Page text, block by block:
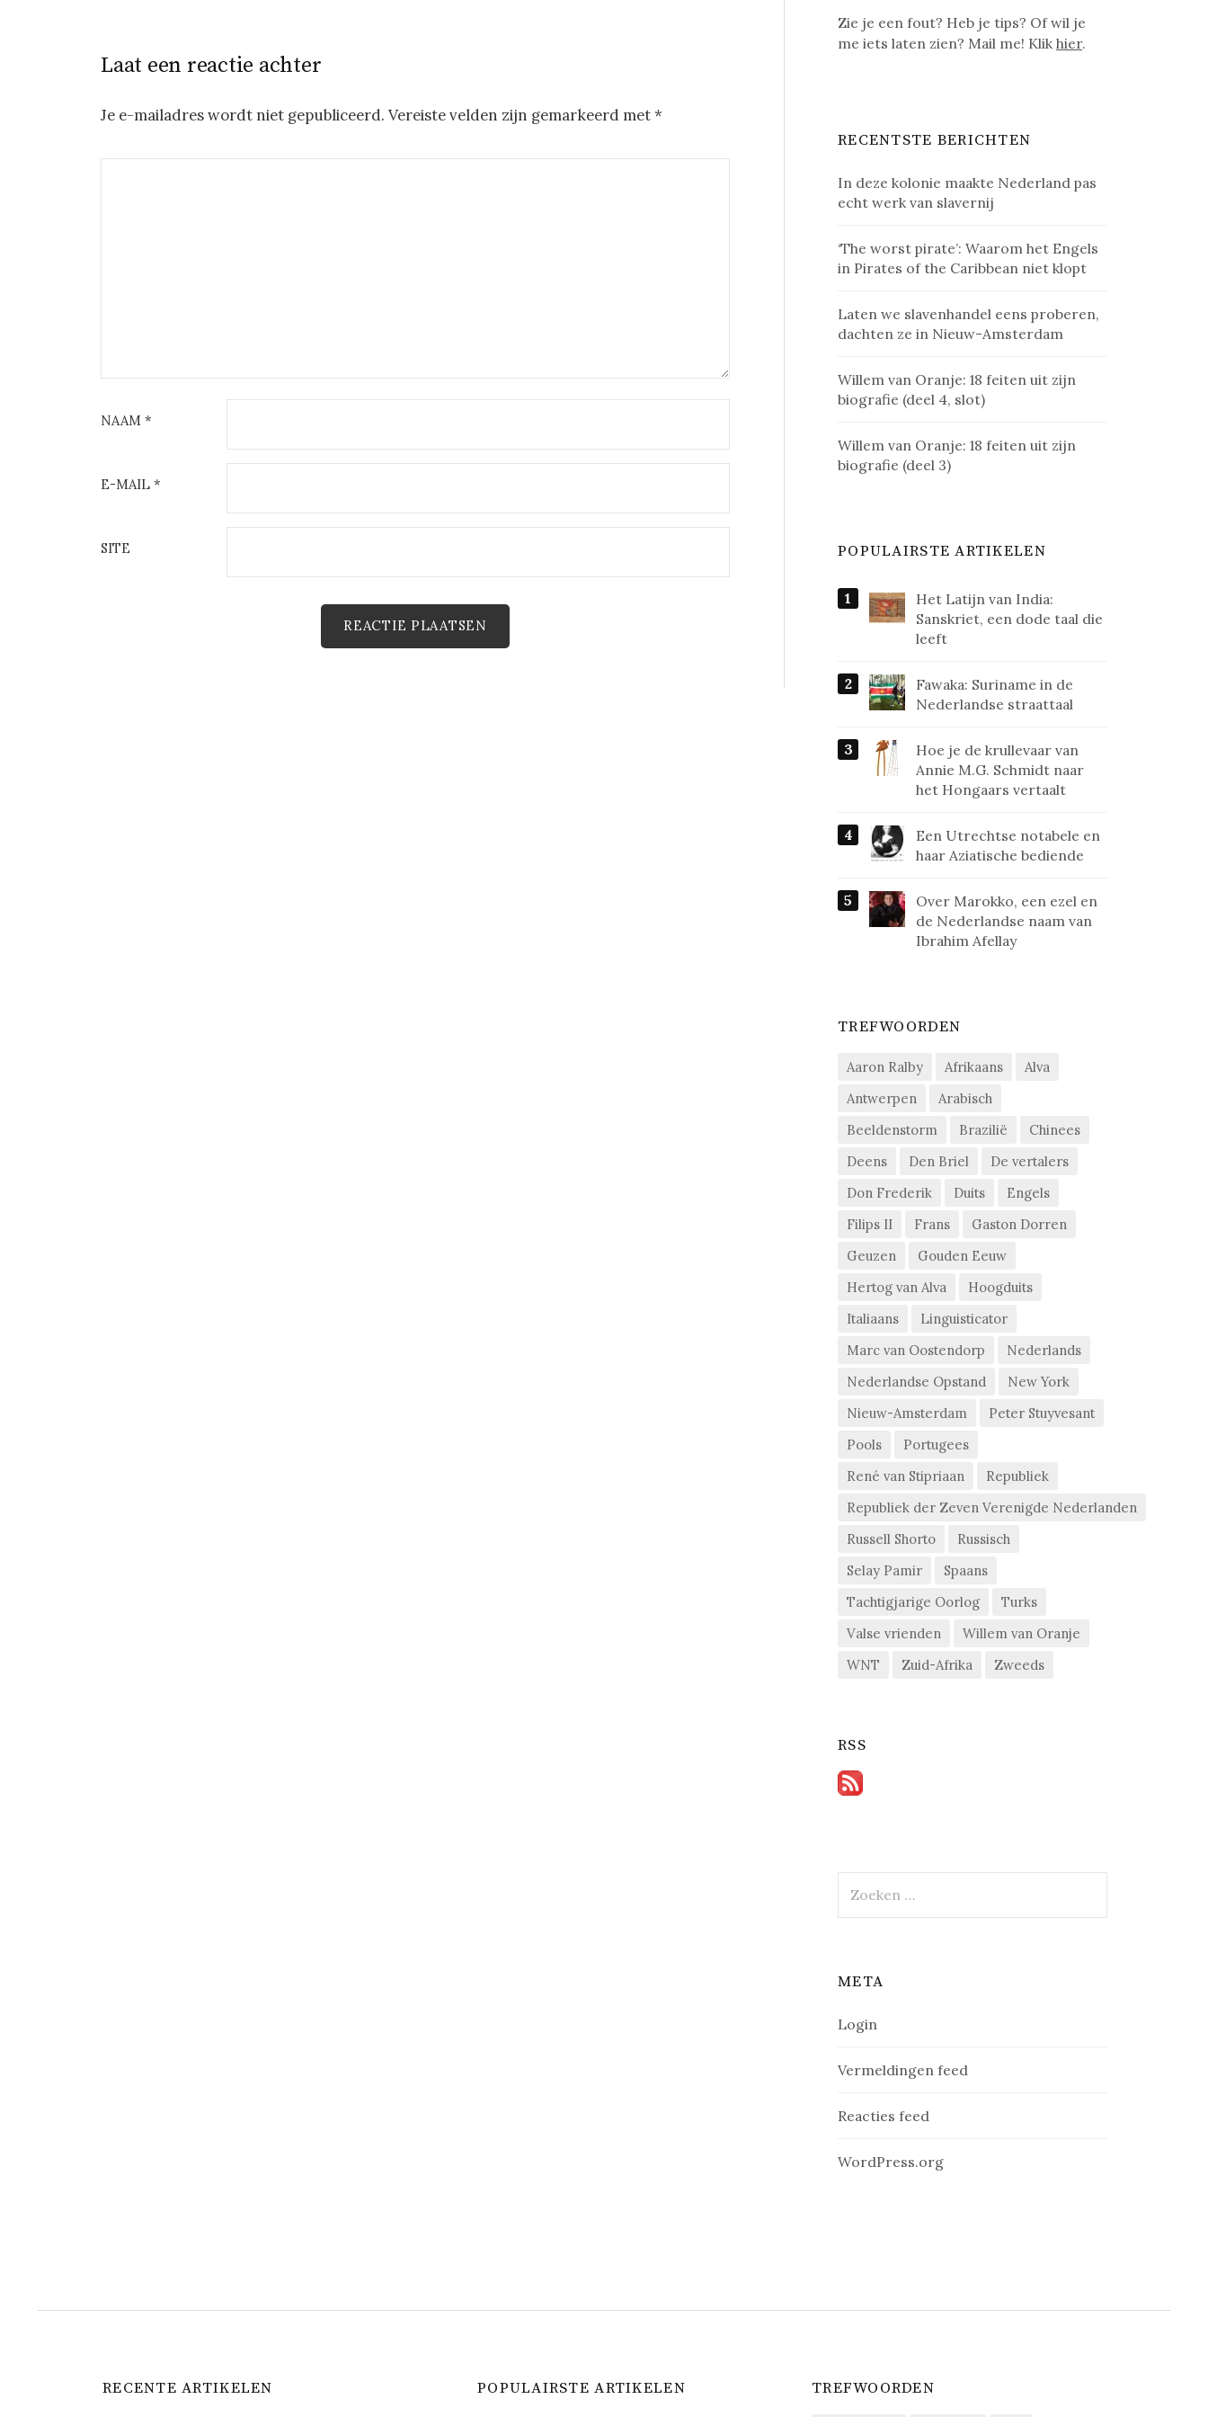
Laat een reactie achter
Je e-mailadres wordt niet gepubliceerd. Vereiste velden zijn gemarkeerd met*
NAAM *
E-MAIL *
SITE
Zie je een fout? Heb je tips? Of wil je
me iets laten zien? Mail me! Klikhier.
RECENTSTE BERICHTEN
In deze kolonie maakte Nederland pas
echt werk van slavernij
‘The worst pirate’: Waarom het Engels
in Pirates of the Caribbean niet klopt
Laten we slavenhandel eens proberen,
dachten ze in Nieuw-Amsterdam
Willem van Oranje: 18 feiten uit zijn
biografie (deel 4, slot)
Willem van Oranje: 18 feiten uit zijn
biografie (deel 3)
POPULAIRSTE ARTIKELEN
Het Latijn van India:
Sanskriet, een dode taal die
leeft
Fawaka: Suriname in de
Nederlandse straattaal
Hoe je de krullevaar van
Annie M.G. Schmidt naar
het Hongaars vertaalt
Een Utrechtse notabele en
haar Aziatische bediende
Over Marokko, een ezel en
de Nederlandse naam van
Ibrahim Afellay
TREFWOORDEN
Aaron Ralby Afrikaans
Alva
Antwerpen
Arabisch
Beeldenstorm
Brazilië
Chinees
Deens
Den Briel
De vertalers
Don Frederik
Duits
Engels
Filips II
Frans
Gaston Dorren
Geuzen
Gouden Eeuw
Hertog van Alva
Hoogduits
Italiaans
Linguisticator
Marc van Oostendorp
Nederlands
Nederlandse Opstand
New York
Nieuw-Amsterdam
Peter Stuyvesant
Pools
Portugees
René van Stipriaan
Republiek
Republiek der Zeven Verenigde Nederlanden
Russell Shorto
Russisch
Selay Pamir
Spaans
Tachtigjarige Oorlog
Turks
Valse vrienden
Willem van Oranje
WNT
Zuid-Afrika Zweeds
RSS
naar:
META
Login
Vermeldingen feed
Reacties feed
WordPress.org
RECENTE ARTIKELEN POPULAIRSTE ARTIKELEN TREFWOORDEN